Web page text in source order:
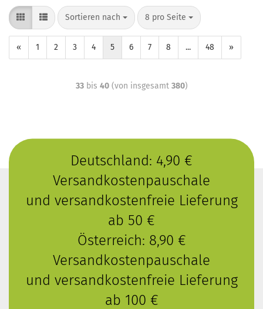
Sortieren nach 8 pro Seite
« 1 2 3 4 5 6 7 8 ... 48 »
33bis 40(von insgesamt 380)
Deutschland: 4,90 €
Versandkostenpauschale
und versandkostenfreie Lieferung
ab 50 €
Österreich: 8,90 €
Versandkostenpauschale
und versandkostenfreie Lieferung
ab 100 €